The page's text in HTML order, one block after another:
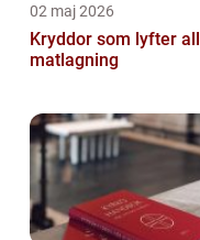
02 maj 2026
Kryddor som lyfter all
matlagning